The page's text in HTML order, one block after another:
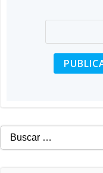
Buscar: